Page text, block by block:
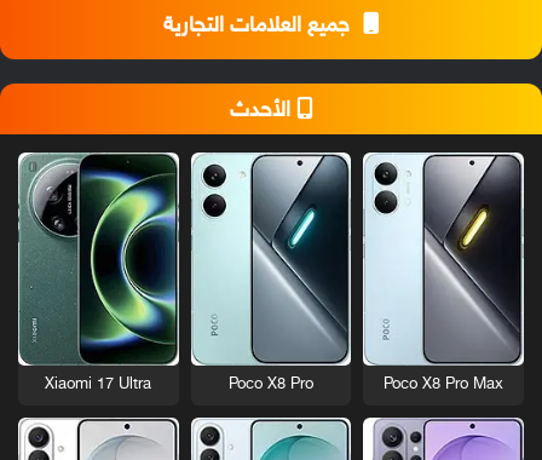
جميع العلامات التجارية
الأحدث
Poco X8 Pro Max
Poco X8 Pro
Xiaomi 17 Ultra